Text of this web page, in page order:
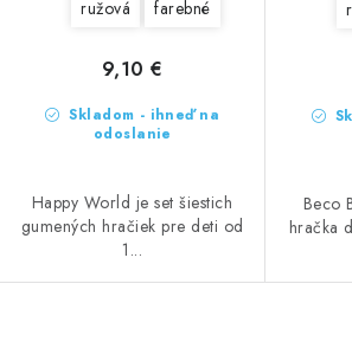
ružová farebné
Skladom - ihneď na
odoslanie
9,10 €
Happy World je set šiestich
gumených hračiek pre deti od
1...
Beco
hračka